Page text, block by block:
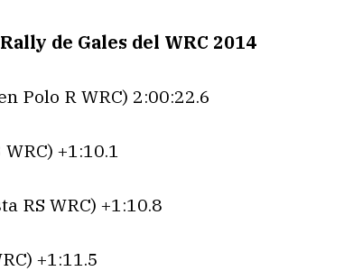
de Gales del WRC 2014
Polo R WRC) 2:00:22.6
+1:10.1
RS WRC) +1:10.8
+1:11.5